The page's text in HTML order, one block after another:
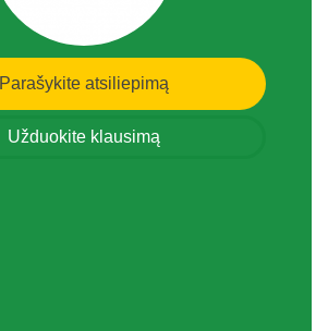
Parašykite atsiliepimą
Užduokite klausimą